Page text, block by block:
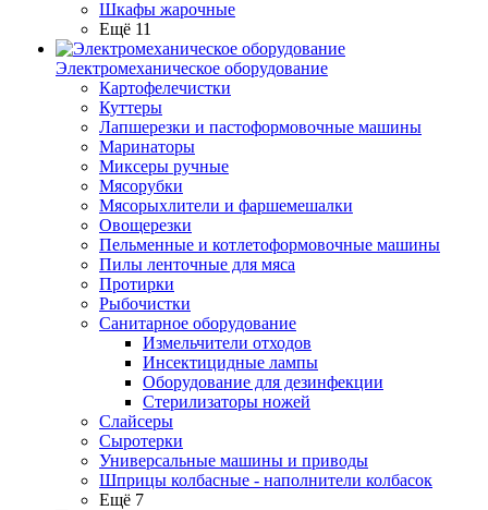
Шкафы жарочные
Ещё 11
Электромеханическое оборудование
Картофелечистки
Куттеры
Лапшерезки и пастоформовочные машины
Маринаторы
Миксеры ручные
Мясорубки
Мясорыхлители и фаршемешалки
Овощерезки
Пельменные и котлетоформовочные машины
Пилы ленточные для мяса
Протирки
Рыбочистки
Санитарное оборудование
Измельчители отходов
Инсектицидные лампы
Оборудование для дезинфекции
Стерилизаторы ножей
Слайсеры
Сыротерки
Универсальные машины и приводы
Шприцы колбасные - наполнители колбасок
Ещё 7